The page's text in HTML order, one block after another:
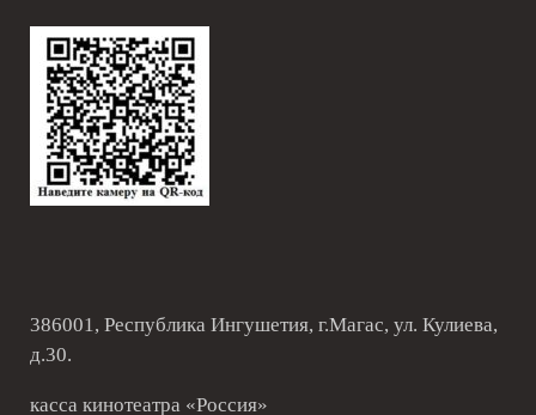
386001, Республика Ингушетия, г.Магас, ул. Кулиева,
д.30.
касса кинотеатра «Россия»